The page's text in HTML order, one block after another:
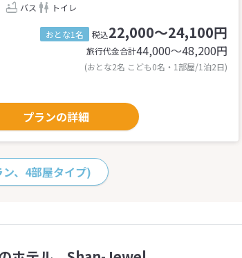
バス トイレ
おとな1名 税込22,000～24,100円
旅行代金合計44,000〜48,200円
(おとな2名 こども0名・1部屋/1泊2日)
プランの詳細
、4部屋タイプ)